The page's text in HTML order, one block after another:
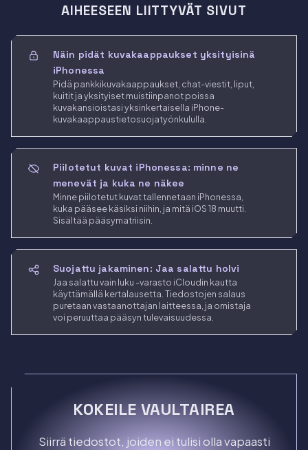
AIHEESEEN LIITTYVÄT SIVUT
Näin pidät kuvakaappaukset yksityisinä
iPhonessa
Pidä pankkikuvakaappaukset, chat-viestit, liput,
kuitit ja yksityiset muistiinpanot poissa
kuvakansioistasi yksinkertaisella iPhone-
kuvakaappaustietosuojatyönkululla.
Piilotetut kuvat iPhonessa: minne ne
menevät ja kuka ne näkee
Minne piilotetut kuvat tallennetaan iPhonessa,
kuka pääsee käsiksi niihin, ja mitä iOS 18 muutti.
Sisältää pääsymatriisin.
Suojattu jakaminen: Jaa salattu holvi
Jaa salattu vain luku -varasto iCloudin kautta
käyttämällä kertalausetta. Tiedostojen salaus
puretaan vastaanottajan laitteessa, ja omistaja
voi peruuttaa pääsyn tulevaisuudessa.
KOKEILE VAULTAIREA
Siirrä tiedostot, joiden ei tulisi olla vapaasti